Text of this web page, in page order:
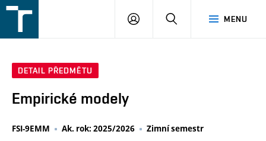
v
MENU
PŘIHLÁŠENÍ
DETAIL PŘEDMĚTU
Empirické modely
FSI-9EMM Ak. rok: 2025/2026 Zimní semestr